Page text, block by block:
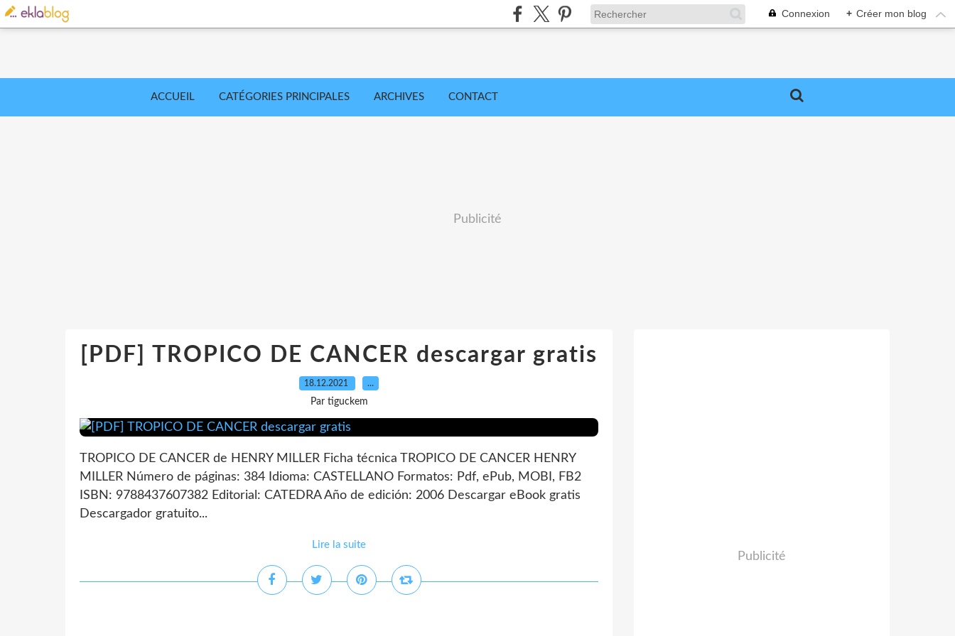
Connexion + Créer mon blog
ACCUEIL CATÉGORIES PRINCIPALES ARCHIVES CONTACT
Publicité
[PDF] TROPICO DE CANCER descargar gratis
18.12.2021 …
Par tiguckem
TROPICO DE CANCER de HENRY MILLER Ficha técnica TROPICO DE CANCER HENRY
MILLER Número de páginas: 384 Idioma: CASTELLANO Formatos: Pdf, ePub, MOBI, FB2
ISBN: 9788437607382 Editorial: CATEDRA Año de edición: 2006 Descargar eBook gratis
Descargador gratuito...
Lire la suite
Publicité